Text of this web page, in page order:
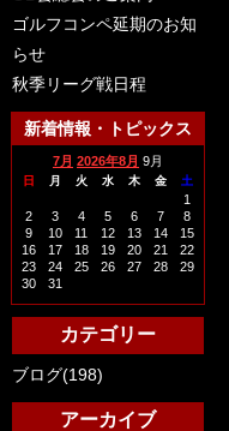
ゴルフコンペ延期のお知
らせ
秋季リーグ戦日程
新着情報・トピックス
7月 2026年8月 9月
日 月 火 水 木 金 土
1
2
3 4 5 6 7
8
9
10 11 12 13 14
15
16
17 18 19 20 21
22
23
24 25 26 27 28
29
30
31
カテゴリー
ブログ(198)
アーカイブ